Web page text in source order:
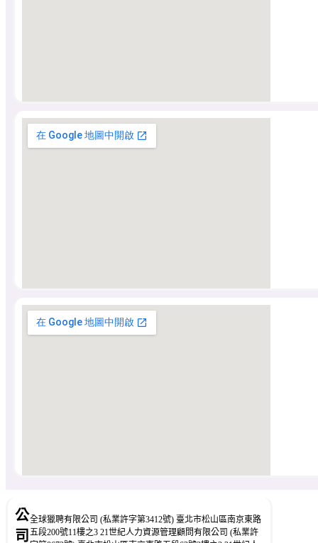
公
司
全球獵聘有限公司 (私業許字第3412號) 臺北市松山區南京東路
五段200號11樓之3 21世紀人力資源管理顧問有限公司 (私業許